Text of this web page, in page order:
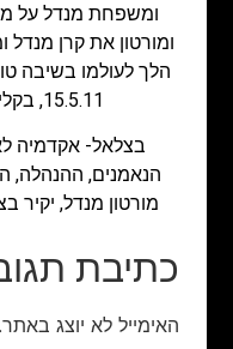
ומשפחת מנדל על
ומורטון את קרן מנדל
הלך לעולמו בשיבה
15.5.11, בקליוולנד שבאוהיו, ארה"ב.
בצלאל- אקדמיה
הנאמנים, ההנהלה,
מורטון מנדל, יקיר
כתיבת
האימייל לא יוצג באתר.